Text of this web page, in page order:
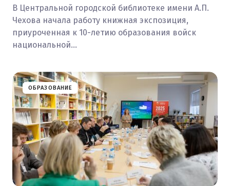
В Центральной городской библиотеке имени А.П.
Чехова начала работу книжная экспозиция,
приуроченная к 10-летию образования войск
национальной…
ОБРАЗОВАНИЕ